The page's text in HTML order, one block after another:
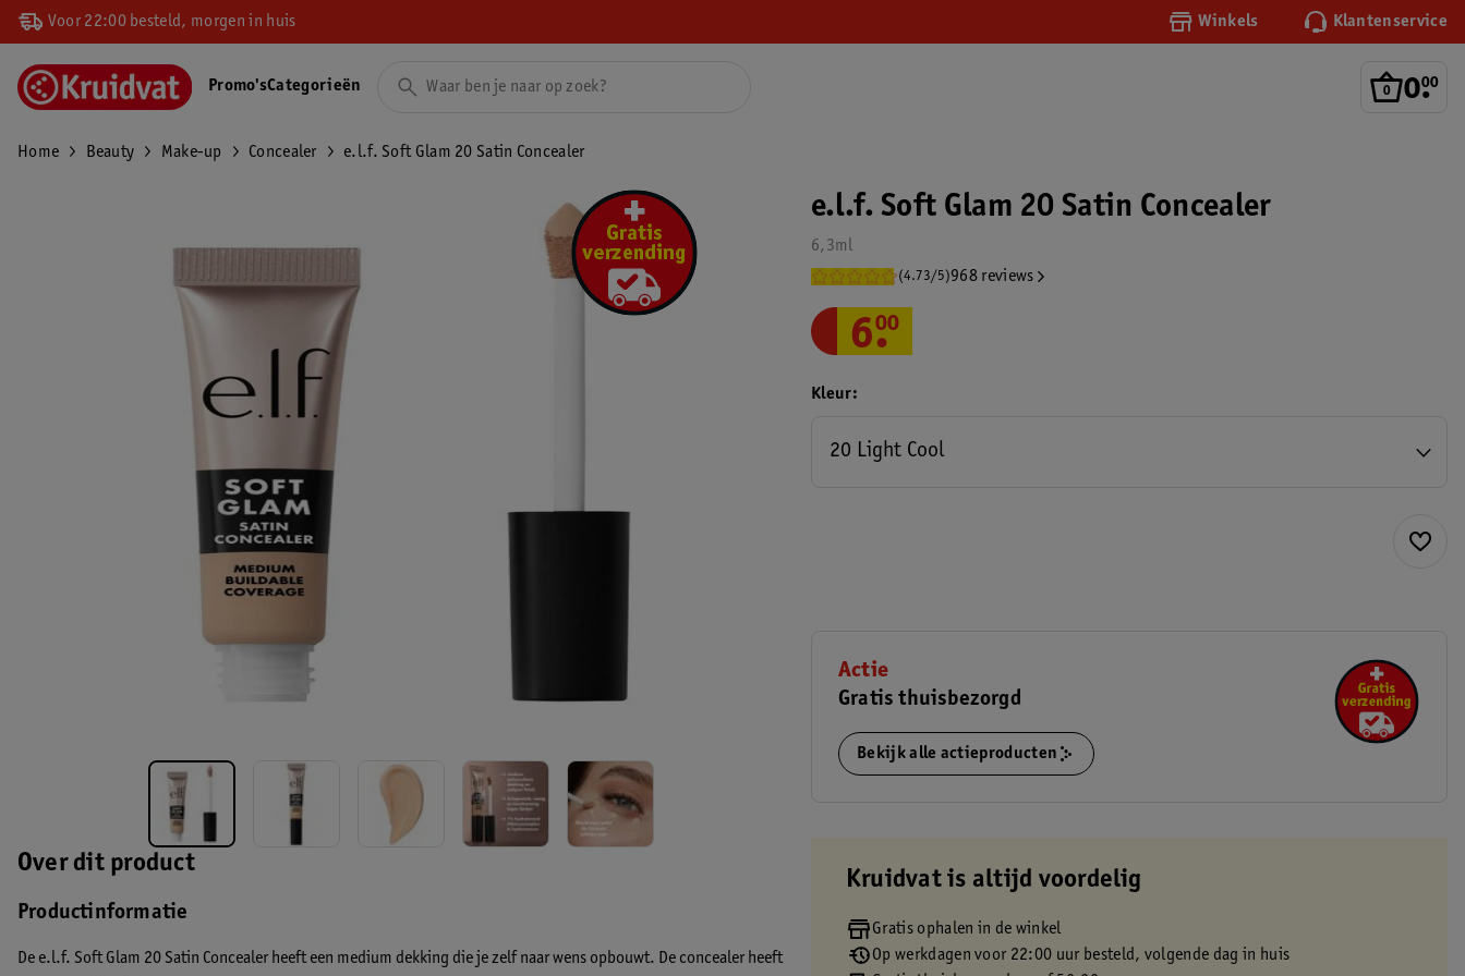
Voor 22:00 besteld, morgen in huis Winkels Klantenservice
0.
00
Promo'sCategorieën
Home Beauty Make-up Concealer e.l.f. Soft Glam 20 Satin Concealer
Over dit product
Productinformatie
De e.l.f. Soft Glam 20 Satin Concealer heeft een medium dekking die je zelf naar wens opbouwt. De concealer heeft
e.l.f. Soft Glam 20 Satin Concealer
6,3ml
(4.73/5)968 reviews
6.
00
Kleur
20 Light Cool
Actie
Gratis thuisbezorgd
Bekijk alle actieproducten
Kruidvat is altijd voordelig
Gratis ophalen in de winkel
Op werkdagen voor 22:00 uur besteld, volgende dag in huis